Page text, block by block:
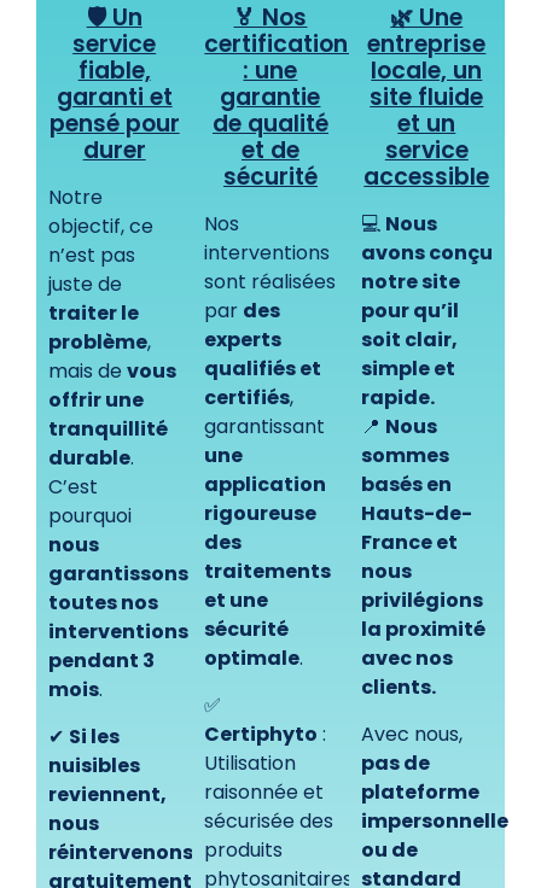
🛡️ Un
service
fiable,
garanti et
pensé pour
durer
Notre
objectif, ce
n’est pas
juste de
traiter le
problème,
mais de vous
offrir une
tranquillité
durable.
C’est
pourquoi
nous
garantissons
toutes nos
interventions
pendant 3
mois.
✔ Si les
nuisibles
reviennent,
nous
réintervenons
gratuitement
🏅 Nos
certifications
: une
garantie
de qualité
et de
sécurité
Nos
interventions
sont réalisées
par des
experts
qualifiés et
certifiés,
garantissant
une
application
rigoureuse
des
traitements
et une
sécurité
optimale.
✅
Certiphyto :
Utilisation
raisonnée et
sécurisée des
produits
phytosanitaires
🌿 Une
entreprise
locale, un
site fluide
et un
service
accessible
💻 Nous
avons conçu
notre site
pour qu’il
soit clair,
simple et
rapide.
📍 Nous
sommes
basés en
Hauts-de-
France et
nous
privilégions
la proximité
avec nos
clients.
Avec nous,
pas de
plateforme
impersonnelle
ou de
standard